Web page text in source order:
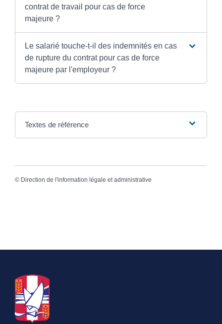
contrat de travail pour cas de force
majeure ?
Le salarié touche-t-il des indemnités en cas
de rupture du contrat pour cas de force
majeure par l'employeur ?
Textes de référence
© Direction de l'information légale et administrative